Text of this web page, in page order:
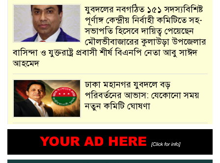
যুবদলের নবগঠিত ১৫১ সদস্যবিশিষ্ট
পূর্ণাঙ্গ কেন্দ্রীয় নির্বাহী কমিটিতে সহ-
সভাপতি হিসেবে দায়িত্ব পেয়েছেন
মৌলভীবাজারের কুলাউড়া উপজেলার
বাসিন্দা ও যুক্তরাষ্ট্র প্রবাসী শীর্ষ বিএনপি নেতা আবু সাঈদ
আহমেদ
ঢাকা মহানগর যুবদলে বড়
পরিবর্তনের আভাস: যেকোনো সময়
নতুন কমিটি ঘোষণা
মানুষের উপকার হয় : প্রধানমন্ত্রী